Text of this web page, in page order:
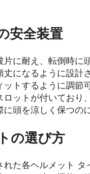
安全装置
に耐え、転倒時に
になるように設計
トするように調節
ットが付いており
頭を涼しく保つの
の選び方
た各ヘルメット